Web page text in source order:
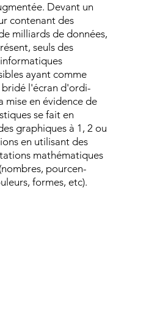
Devant un
contenant des
milliards de données,
seuls des
ayant comme
bridé l'écran d'ordi-
mise en évidence de
se fait en
graphiques à 1, 2 ou
en utilisant des
mathématiques
pourcen-
formes, etc).